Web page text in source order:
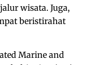
wisata. Juga,
beristirahat
Marine and